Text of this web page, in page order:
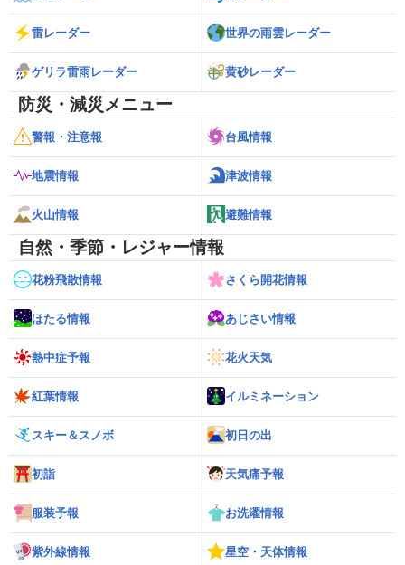
雷レーダー 世界の雨雲レーダー
ゲリラ雷雨レーダー 黄砂レーダー
防災・減災メニュー
警報・注意報 台風情報
地震情報 津波情報
火山情報 避難情報
自然・季節・レジャー情報
花粉飛散情報 さくら開花情報
ほたる情報 あじさい情報
熱中症予報 花火天気
紅葉情報 イルミネーション
スキー＆スノボ 初日の出
初詣 天気痛予報
服装予報 お洗濯情報
紫外線情報 星空・天体情報